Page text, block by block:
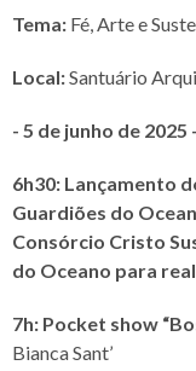
Tema: Fé, Arte e
Local:Santuário
- 5 de junho de
6h30: Lançamento
Guardiões do
Consórcio Cristo
do Oceano para
7h: Pocket show
Bianca Sant’